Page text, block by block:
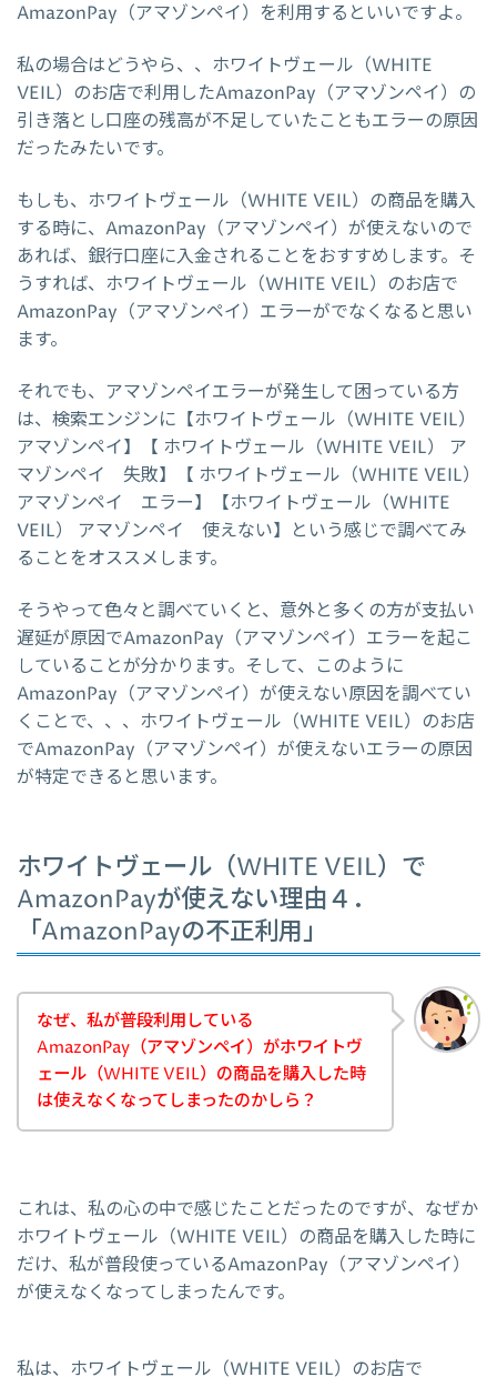
AmazonPay（アマゾンペイ）を利用するといいですよ。
私の場合はどうやら、、ホワイトヴェール（WHITE
VEIL）のお店で利用したAmazonPay（アマゾンペイ）の
引き落とし口座の残高が不足していたこともエラーの原因
だったみたいです。
もしも、ホワイトヴェール（WHITE VEIL）の商品を購入
する時に、AmazonPay（アマゾンペイ）が使えないので
あれば、銀行口座に入金されることをおすすめします。そ
うすれば、ホワイトヴェール（WHITE VEIL）のお店で
AmazonPay（アマゾンペイ）エラーがでなくなると思い
ます。
それでも、アマゾンペイエラーが発生して困っている方
は、検索エンジンに【ホワイトヴェール（WHITE VEIL）
アマゾンペイ】【 ホワイトヴェール（WHITE VEIL） ア
マゾンペイ 失敗】【 ホワイトヴェール（WHITE VEIL）
アマゾンペイ エラー】【ホワイトヴェール（WHITE
VEIL） アマゾンペイ 使えない】という感じで調べてみ
ることをオススメします。
そうやって色々と調べていくと、意外と多くの方が支払い
遅延が原因でAmazonPay（アマゾンペイ）エラーを起こ
していることが分かります。そして、このように
AmazonPay（アマゾンペイ）が使えない原因を調べてい
くことで、、、ホワイトヴェール（WHITE VEIL）のお店
でAmazonPay（アマゾンペイ）が使えないエラーの原因
が特定できると思います。
ホワイトヴェール（WHITE VEIL）で
AmazonPayが使えない理由４．
「AmazonPayの不正利用」
なぜ、私が普段利用している
AmazonPay（アマゾンペイ）がホワイトヴ
ェール（WHITE VEIL）の商品を購入した時
は使えなくなってしまったのかしら？
これは、私の心の中で感じたことだったのですが、なぜか
ホワイトヴェール（WHITE VEIL）の商品を購入した時に
だけ、私が普段使っているAmazonPay（アマゾンペイ）
が使えなくなってしまったんです。
私は、ホワイトヴェール（WHITE VEIL）のお店で